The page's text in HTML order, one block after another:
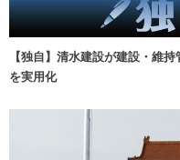
【独自】清水建設が建設・維
を実用化